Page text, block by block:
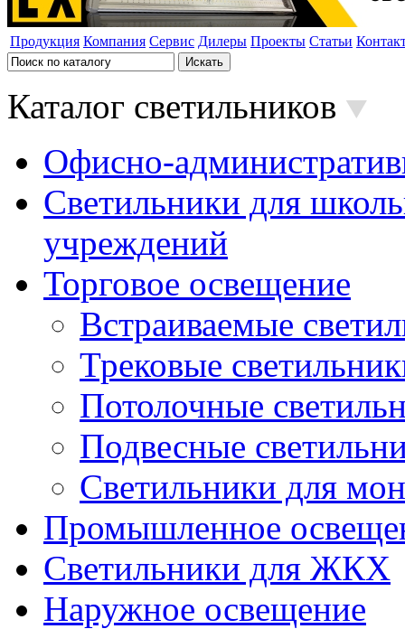
Продукция Компания Сервис Дилеры Проекты Статьи
Каталог светильников
Офисно-
Светильники для
учреждений
Торговое освещение
Встраиваемые
Трековые
Потолочные
Подвесные
Светильники для
Промышленное
Светильники для ЖКХ
Наружное освещение